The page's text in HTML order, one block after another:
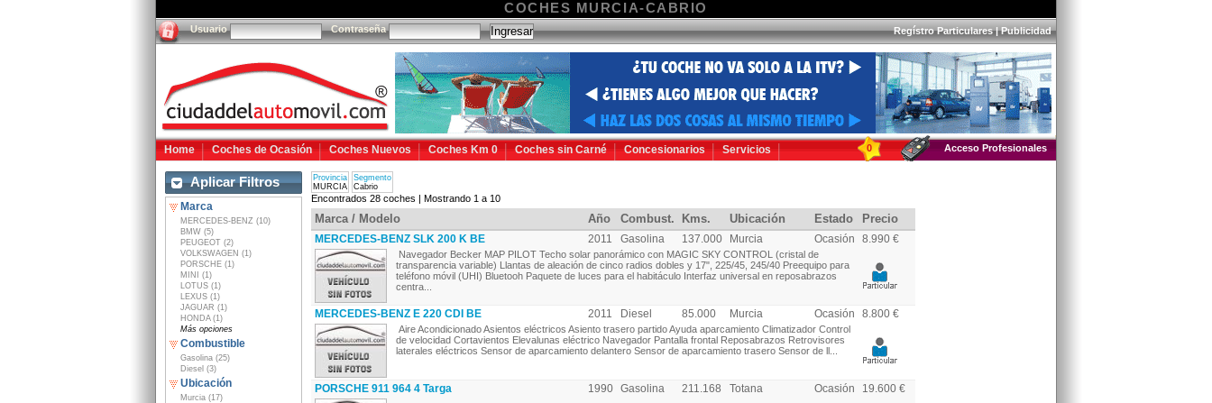
COCHES MURCIA-CABRIO
Usuario Contraseña Regístro Particulares|Publicidad
Home Coches de Ocasión Coches Nuevos Coches Km 0 Coches sin Carné Concesionarios Servicios 0 Acceso Profesionales
Aplicar Filtros
Marca
MERCEDES-BENZ (10)
BMW (5)
PEUGEOT (2)
VOLKSWAGEN (1)
PORSCHE (1)
MINI (1)
LOTUS (1)
LEXUS (1)
JAGUAR (1)
HONDA (1)
Más opciones
Combustible
Gasolina (25)
Diesel (3)
Ubicación
Murcia (17)
Provincia
MURCIA
Segmento
Cabrio
Encontrados 28 coches | Mostrando 1 a 10
Marca / Modelo Año Combust. Kms. Ubicación Estado Precio
MERCEDES-BENZ SLK 200 K BE 2011 Gasolina 137.000 Murcia Ocasión 8.990 €
Navegador Becker MAP PILOT Techo solar panorámico con MAGIC SKY CONTROL (cristal de
transparencia variable) Llantas de aleación de cinco radios dobles y 17", 225/45, 245/40 Preequipo para
teléfono móvil (UHI) Bluetooh Paquete de luces para el habitáculo Interfaz universal en reposabrazos
centra...
MERCEDES-BENZ E 220 CDI BE 2011 Diesel 85.000 Murcia Ocasión 8.800 €
Aire Acondicionado Asientos eléctricos Asiento trasero partido Ayuda aparcamiento Climatizador Control
de velocidad Cortavientos Elevalunas eléctrico Navegador Pantalla frontal Reposabrazos Retrovisores
laterales eléctricos Sensor de aparcamiento delantero Sensor de aparcamiento trasero Sensor de ll...
PORSCHE 911 964 4 Targa 1990 Gasolina 211.168 Totana Ocasión 19.600 €